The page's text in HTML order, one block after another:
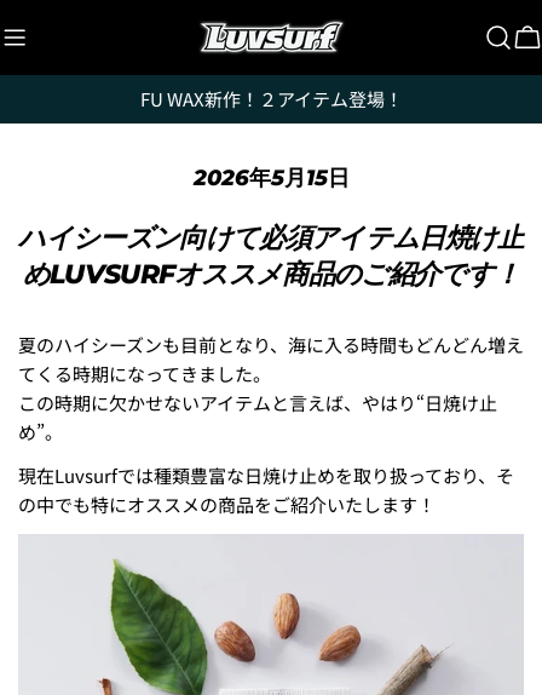
ン
テ
ツ
FU WAX新作！２アイテム登場！
2026年5月15日
ハイシーズン向けて必須アイテム日焼け止
めLUVSURFオススメ商品のご紹介です！
夏のハイシーズンも目前となり、海に入る時間もどんどん増え
てくる時期になってきました。
この時期に欠かせないアイテムと言えば、やはり“日焼け止
め”。
現在Luvsurfでは種類豊富な日焼け止めを取り扱っており、そ
の中でも特にオススメの商品をご紹介いたします！